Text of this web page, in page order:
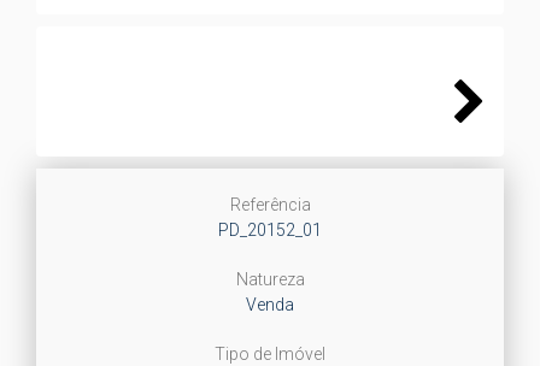
Referência
PD_20152_01
Natureza
Venda
Tipo de Imóvel